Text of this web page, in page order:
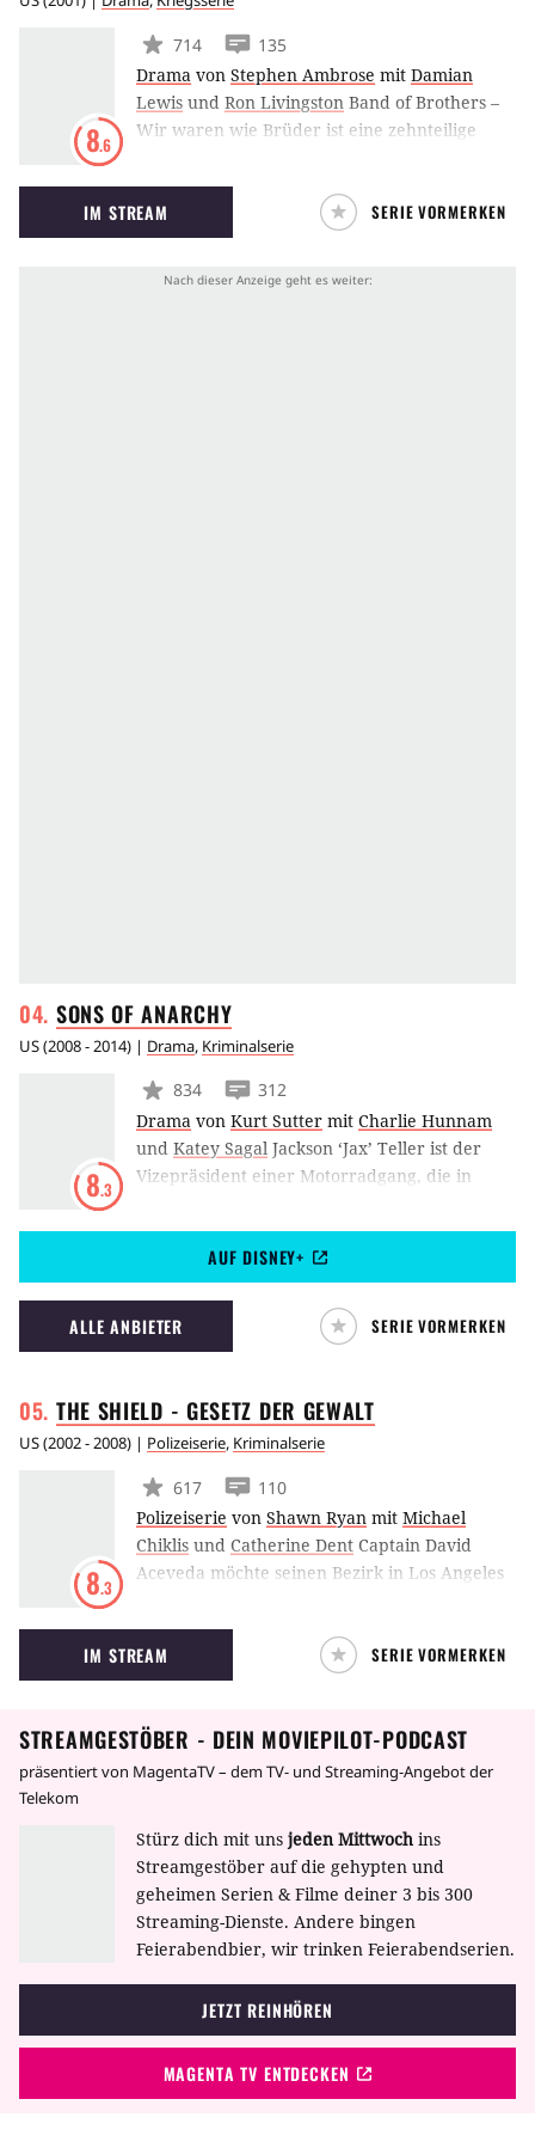
8.6
714
135
Drama von Stephen Ambrose mit Damian
Lewis und Ron Livingston Band of Brothers –
Wir waren wie Brüder ist eine zehnteilige
gleichnamige Buch des Historikers Stephen
Ambrose angelehnt. Die Serie schildert die
Ereignisse des Zweiten Weltkrieges aus Sicht
506. US-Fallschirmjägerregiment der 101. US-
IM STREAM SERIE VORMERKEN
SONS OFANARCHY
US(2008 - 2014) | Drama, Kriminalserie
8.3
834
312
Drama von Kurt Sutter mit Charlie Hunnam
und Katey Sagal Jackson ‘Jax’ Teller ist der
Vizepräsident einer Motorradgang, die in
Stiefvater Clay, der Präsident, will daran auch
nichts ändern, doch Jax hat Bedenken.
AUF DISNEY+
ALLE ANBIETER SERIE VORMERKEN
THE SHIELD - GESETZ DER GEWALT
US(2002 - 2008) | Polizeiserie, Kriminalserie
8.3
617
110
Polizeiserie von Shawn Ryan mit Michael
Chiklis und Catherine Dent Captain David
Aceveda möchte seinen Bezirk in Los Angeles
auch politische Ambitionen hegt, das Strike
Team ein Dorn im Auge. Unter der Führung
von Detective Vic Mackey gelingt es dieser
Kriminalitätsrate im Bezirk spürbar zu
drücken – auch wenn sie es bei der Wahl ihrer
Recht.
IM STREAM SERIE VORMERKEN
STREAMGESTÖBER - DEIN MOVIEPILOT-PODCAST
präsentiert von MagentaTV – dem TV- und Streaming-Angebot der
Telekom
Stürz dich mit uns jeden Mittwoch ins
Streamgestöber auf die gehypten und
geheimen Serien & Filme deiner 3 bis 300
Streaming-Dienste. Andere bingen
Feierabendbier, wir trinken Feierabendserien.
JETZT REINHÖREN
MAGENTA TV ENTDECKEN